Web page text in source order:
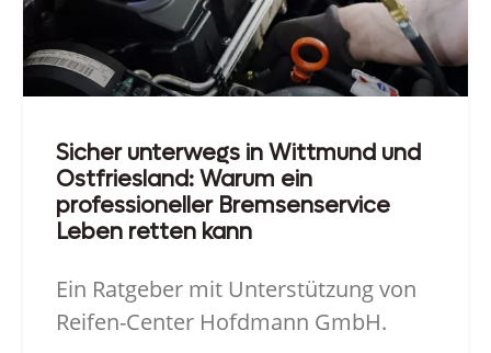
Sicher unterwegs in Wittmund und
Ostfriesland: Warum ein
professioneller Bremsenservice
Leben retten kann
Ein Ratgeber mit Unterstützung von
Reifen-Center Hofdmann GmbH.